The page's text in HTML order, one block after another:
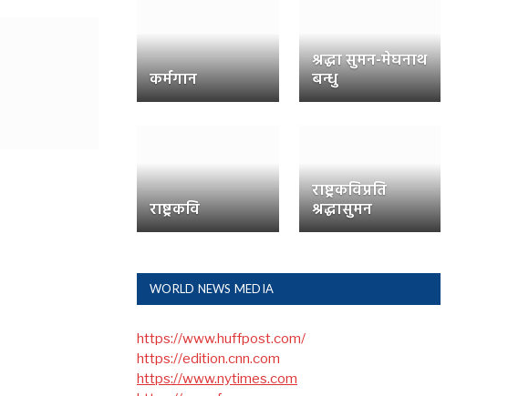
कर्मगान
श्रद्धा सुमन-मेघनाथ
बन्धु
राष्ट्रकवि
राष्ट्रकविप्रति
श्रद्धासुमन
WORLD NEWS MEDIA
https://www.huffpost.com/
https://edition.cnn.com
https://www.nytimes.com